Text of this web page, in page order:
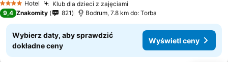
4 KategoriaHotel
Klub dla dzieci z zajęciami
9,4 Znakomity 821 Bodrum, 7.8 km do: Torba
Wybierz daty, aby sprawdzić
dokładne ceny
Wyświetl ceny